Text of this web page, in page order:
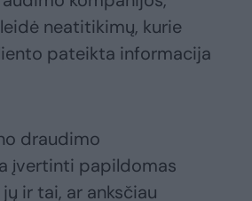
neatitikimų, kurie
pateikta informacija
draudimo
įvertinti papildomas
ir tai, ar anksčiau